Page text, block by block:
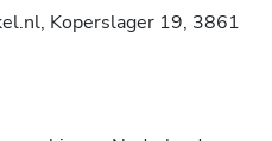
, Koperslager 19, 3861